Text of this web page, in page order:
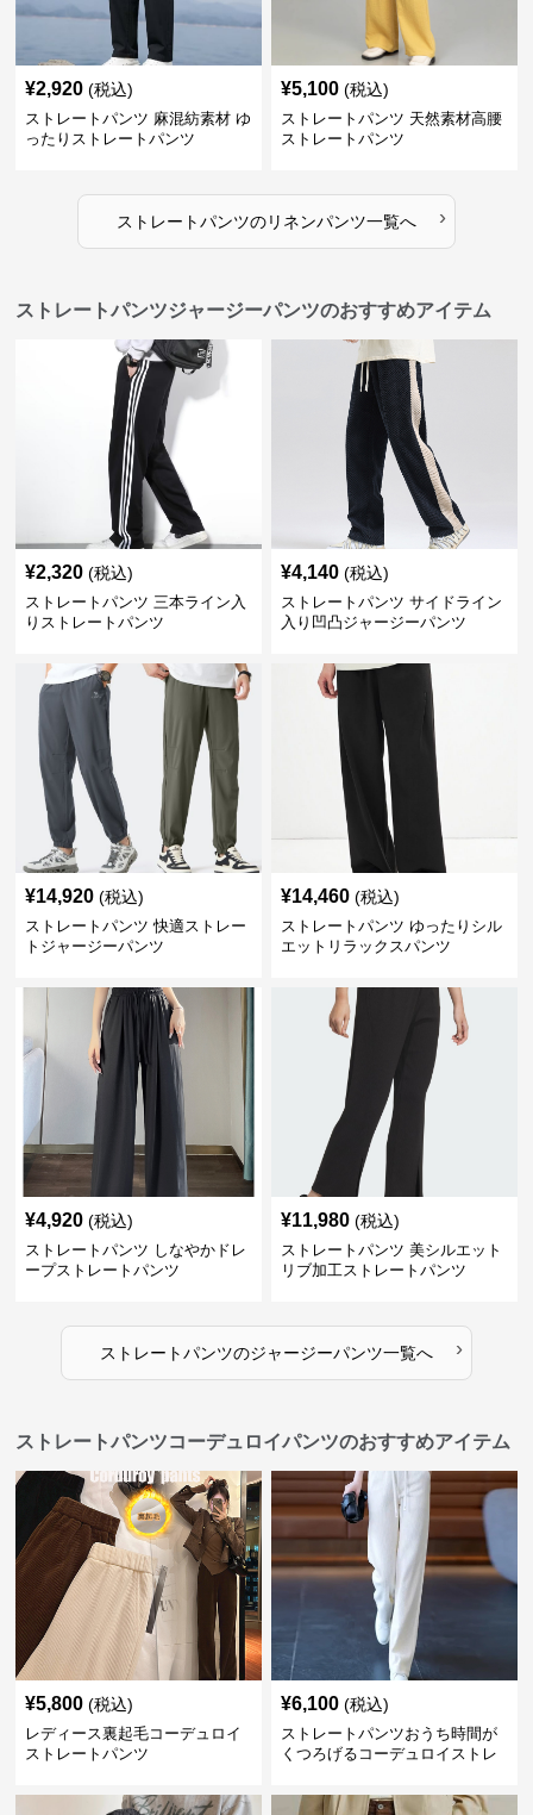
¥2,920 (税込)
ストレートパンツ 麻混紡素材 ゆ
ったりストレートパンツ
¥5,100 (税込)
ストレートパンツ 天然素材高腰
ストレートパンツ
ストレートパンツのリネンパンツ一覧へ ›
ストレートパンツジャージーパンツのおすすめアイテム
¥2,320 (税込)
ストレートパンツ 三本ライン入
りストレートパンツ
¥4,140 (税込)
ストレートパンツ サイドライン
入り凹凸ジャージーパンツ
¥14,920 (税込)
ストレートパンツ 快適ストレー
トジャージーパンツ
¥14,460 (税込)
ストレートパンツ ゆったりシル
エットリラックスパンツ
¥4,920 (税込)
ストレートパンツ しなやかドレ
ープストレートパンツ
¥11,980 (税込)
ストレートパンツ 美シルエット
リブ加工ストレートパンツ
ストレートパンツのジャージーパンツ一覧へ ›
ストレートパンツコーデュロイパンツのおすすめアイテム
¥5,800 (税込)
レディース裏起毛コーデュロイ
ストレートパンツ
¥6,100 (税込)
ストレートパンツおうち時間が
くつろげるコーデュロイストレ